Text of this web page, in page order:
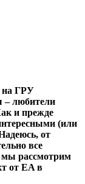
на ГРУ
– любители
и прежде
(или
от
все
мы рассмотрим
от EA в